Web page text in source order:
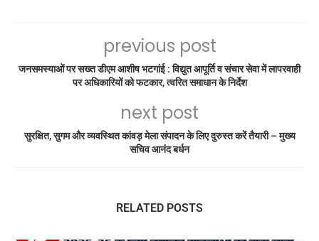
previous post
जनसमस्याओं पर सख्त डीएम आशीष भटगांई : विद्युत आपूर्ति व संचार सेवा में लापरवाही
पर अधिकारियों को फटकार, त्वरित समाधान के निर्देश
next post
सुरक्षित, सुगम और व्यवस्थित कांवड़ मेला संपादन के लिए दुरुस्त करें तैयारी – मुख्य
सचिव आनंद बर्धन
RELATED POSTS